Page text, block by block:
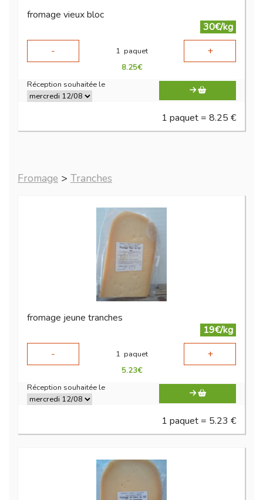
fromage vieux bloc
30€/kg
-
1 paquet +
8.25€
Réception souhaitée le
1 paquet = 8.25 €
Fromage > Tranches
fromage jeune tranches
19€/kg
-
1 paquet +
5.23€
Réception souhaitée le
1 paquet = 5.23 €